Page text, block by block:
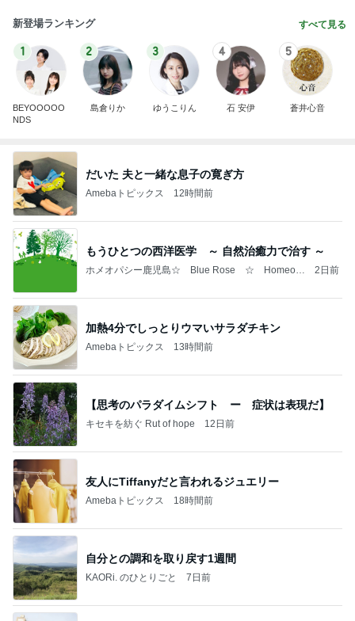
新登場ランキング すべて見る
1
BEYOOOOO
NDS
2
島倉りか
3
ゆうこりん
4
石 安伊
5
蒼井心音
だいた 夫と一緒な息子の寛ぎ方
Amebaトピックス 12時間前
もうひとつの西洋医学 ～ 自然治癒力で治す ～
ホメオパシー鹿児島☆ Blue Rose ☆ Homeop
2日前
加熱4分でしっとりウマいサラダチキン
Amebaトピックス 13時間前
【思考のパラダイムシフト ー 症状は表現だ】
キセキを紡ぐ Rut of hope 12日前
友人にTiffanyだと言われるジュエリー
Amebaトピックス 18時間前
自分との調和を取り戻す1週間
KAORi. のひとりごと 7日前